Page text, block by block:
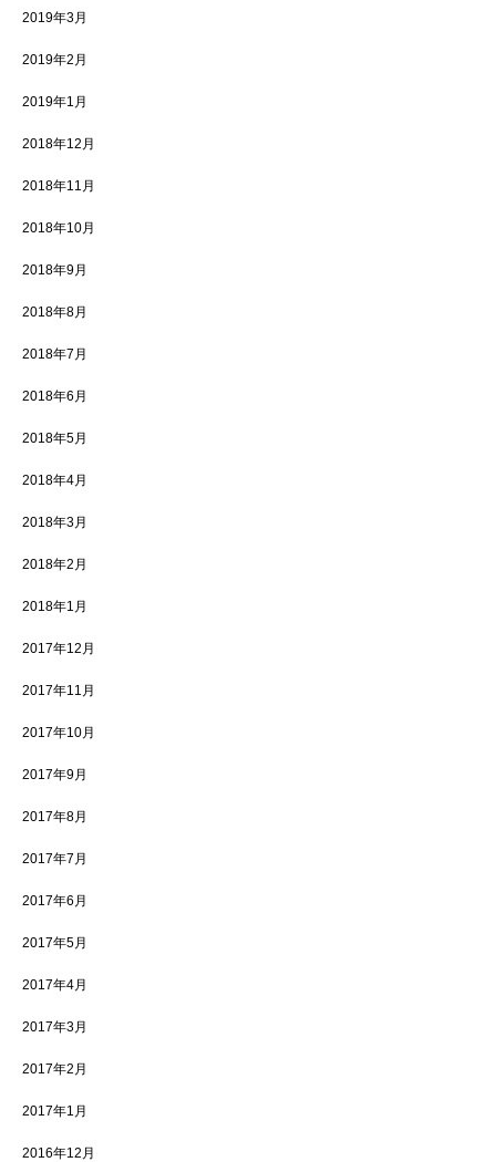
2019年3月
2019年2月
2019年1月
2018年12月
2018年11月
2018年10月
2018年9月
2018年8月
2018年7月
2018年6月
2018年5月
2018年4月
2018年3月
2018年2月
2018年1月
2017年12月
2017年11月
2017年10月
2017年9月
2017年8月
2017年7月
2017年6月
2017年5月
2017年4月
2017年3月
2017年2月
2017年1月
2016年12月